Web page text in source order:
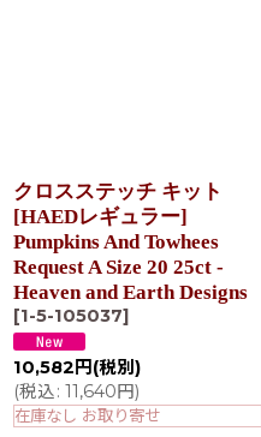
クロスステッチ キット
[HAEDレギュラー]
Pumpkins And Towhees
Request A Size 20 25ct -
Heaven and Earth Designs
[1-5-105037]
10,582 円 (税別)
(税込: 11,640円)
在庫なし お取り寄せ